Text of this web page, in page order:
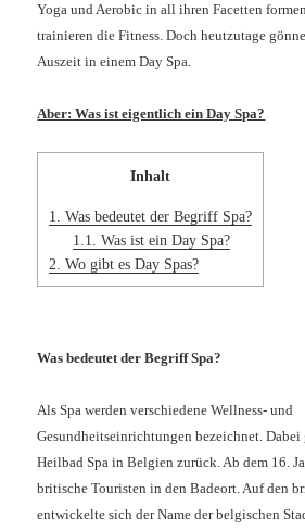
Yoga und Aerobic in all ihren Facetten
trainieren die Fitness. Doch heutzutage
Auszeit in einem Day Spa.
Aber: Was ist eigentlich ein Day Spa?
Inhalt
1.
Was bedeutet der Begriff Spa?
1.1.
Was ist ein Day Spa?
2. Wo gibt es Day Spas?
Was bedeutet der Begriff Spa?
Als Spa werden verschiedene Wellness- und
Gesundheitseinrichtungen bezeichnet.
Heilbad Spa in Belgien zurück. Ab dem 16.
britische Touristen in den Badeort. Auf den
entwickelte sich der Name der belgischen